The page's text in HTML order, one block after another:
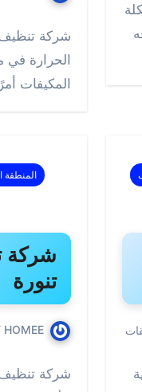
شركة
الحرارة في
المكيفات
المنطقة
شركة
تنورة
HOMEE
شركة تنظيف